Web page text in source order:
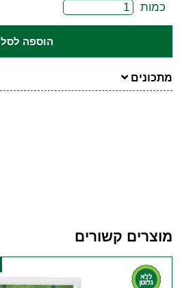
כמות
הוספה לסל
מתכונים
מוצרים קשורים